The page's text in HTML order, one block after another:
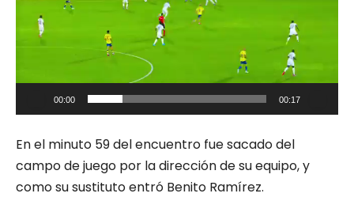
00:00 00:17
En el minuto 59 del encuentro fue sacado del
campo de juego por la dirección de su equipo, y
como su sustituto entró Benito Ramírez.